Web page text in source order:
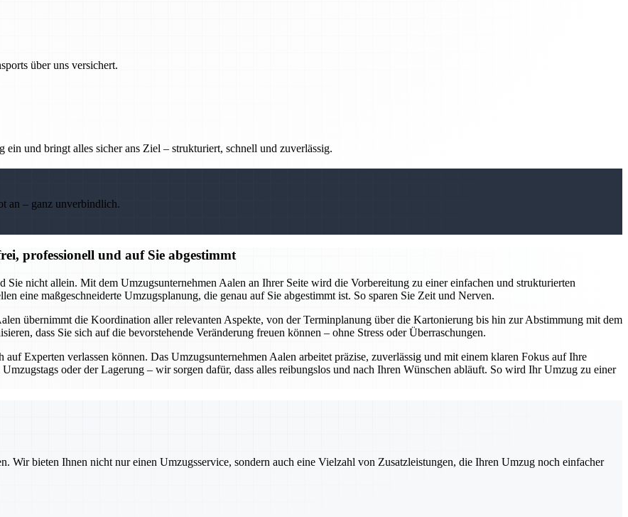
über uns versichert.
und bringt alles sicher ans Ziel – strukturiert, schnell und zuverlässig.
an – ganz unverbindlich.
professionell und auf Sie abgestimmt
nicht allein. Mit dem Umzugsunternehmen Aalen an Ihrer Seite wird die Vorbereitung zu einer einfachen und strukturierten
eine maßgeschneiderte Umzugsplanung, die genau auf Sie abgestimmt ist. So sparen Sie Zeit und Nerven.
übernimmt die Koordination aller relevanten Aspekte, von der Terminplanung über die Kartonierung bis hin zur Abstimmung mit dem
dass Sie sich auf die bevorstehende Veränderung freuen können – ohne Stress oder Überraschungen.
Experten verlassen können. Das Umzugsunternehmen Aalen arbeitet präzise, zuverlässig und mit einem klaren Fokus auf Ihre
oder der Lagerung – wir sorgen dafür, dass alles reibungslos und nach Ihren Wünschen abläuft. So wird Ihr Umzug zu einer
Wir bieten Ihnen nicht nur einen Umzugsservice, sondern auch eine Vielzahl von Zusatzleistungen, die Ihren Umzug noch einfacher